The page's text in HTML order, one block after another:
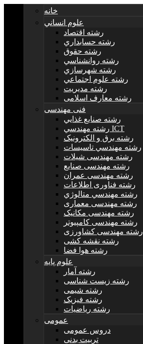
خانه
علوم انساني
رشته اقتصاد
رشته حسابداري
رشته حقوق
رشته روانشناسي
رشته شهرسازي
رشته علوم اجتماعي
رشته مديريت
رشته معارف اسلامی
فنی مهندسی
رشته صنايع غذايي
رشته مهندسي ICT
رشته برق و الکترونيک
رشته مهندسي تاسيسات
رشته مهندسی شیلات
رشته مهندسی صنایع
رشته مهندسی عمران
رشته فناوری اطلاعات
رشته مهندسي متالوژي
رشته مهندسی معماری
رشته مهندسی مکانیک
رشته مهندسی کامپیوتر
رشته مهندسی کشاورزی
رشته نقشه کشی
رشته هوا فضا
علوم پایه
رشته آمار
رشته زیست شناسی
رشته شیمی
رشته فیزیک
رشته ریاضیات
عمومی
دروس عمومی
تربیت بدنی